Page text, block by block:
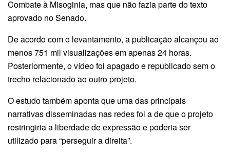
Combate à Misoginia, mas que não fazia parte do texto
aprovado no Senado.
De acordo com o levantamento, a publicação alcançou ao
menos 751 mil visualizações em apenas 24 horas.
Posteriormente, o vídeo foi apagado e republicado sem o
trecho relacionado ao outro projeto.
O estudo também aponta que uma das principais
narrativas disseminadas nas redes foi a de que o projeto
restringiria a liberdade de expressão e poderia ser
utilizado para “perseguir a direita”.